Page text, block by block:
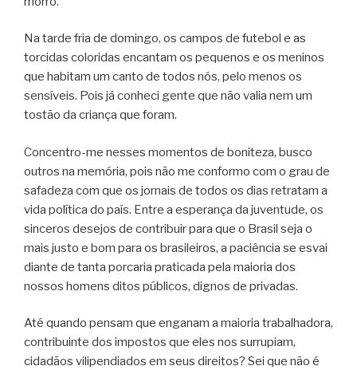
Na tarde fria de domingo, os campos de futebol e as
torcidas coloridas encantam os pequenos e os meninos
que habitam um canto de todos nós, pelo menos os
sensíveis. Pois já conheci gente que não valia nem um
tostão da criança que foram.
Concentro-me nesses momentos de boniteza, busco
outros na memória, pois não me conformo com o grau de
safadeza com que os jornais de todos os dias retratam a
vida política do país. Entre a esperança da juventude, os
sinceros desejos de contribuir para que o Brasil seja o
mais justo e bom para os brasileiros, a paciência se esvai
diante de tanta porcaria praticada pela maioria dos
nossos homens ditos públicos, dignos de privadas.
Até quando pensam que enganam a maioria trabalhadora,
contribuinte dos impostos que eles nos surrupiam,
cidadãos vilipendiados em seus direitos? Sei que não é